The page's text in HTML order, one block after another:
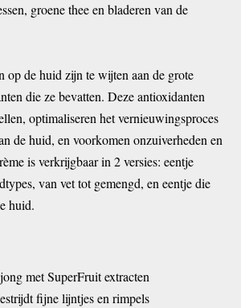
groene thee en bladeren van de
op de huid zijn te wijten aan de grote
die ze bevatten. Deze antioxidanten
optimaliseren het vernieuwingsproces
de huid, en voorkomen onzuiverheden en
is verkrijgbaar in 2 versies: eentje
van vet tot gemengd, en eentje die
huid.
met SuperFruit extracten
fijne lijntjes en rimpels